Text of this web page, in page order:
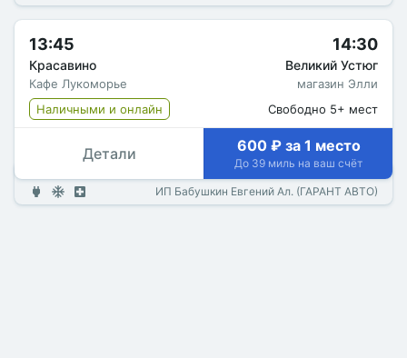
13:45
Красавино
Кафе Лукоморье
14:30
Великий Устюг
магазин Элли
Наличными и онлайн
Свободно 5+ мест
Детали 600 ₽ за 1 место
До 39 миль на ваш счёт
ИП Бабушкин Евгений Ал. (ГАРАНТ АВТО)